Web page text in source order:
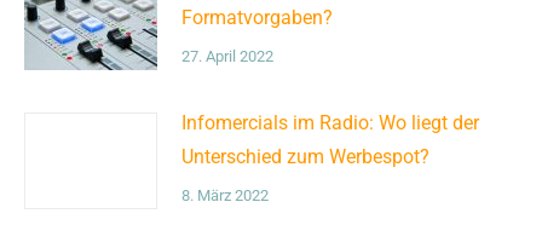
Formatvorgaben?
27. April 2022
Infomercials im Radio: Wo liegt der
Unterschied zum Werbespot?
8. März 2022